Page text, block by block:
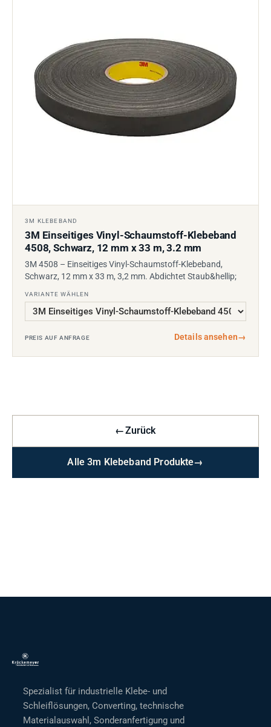
3M KLEBEBAND
3M Einseitiges Vinyl-Schaumstoff-Klebeband
4508, Schwarz, 12 mm x 33 m, 3.2 mm
3M 4508 – Einseitiges Vinyl-Schaumstoff-Klebeband,
Schwarz, 12 mm x 33 m, 3,2 mm. Abdichtet Staub&hellip;
VARIANTE WÄHLEN
PREIS AUF ANFRAGE Details ansehen→
←Zurück
Alle 3m Klebeband Produkte→
Spezialist für industrielle Klebe- und
Schleiflösungen, Converting, technische
Materialauswahl, Sonderanfertigung und